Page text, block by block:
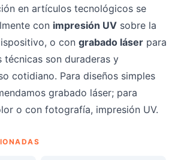
en artículos tecnológicos se
con impresión UV sobre la
o con grabado láser para
técnicas son duraderas y
cotidiano. Para diseños simples
grabado láser; para
o con fotografía, impresión UV.